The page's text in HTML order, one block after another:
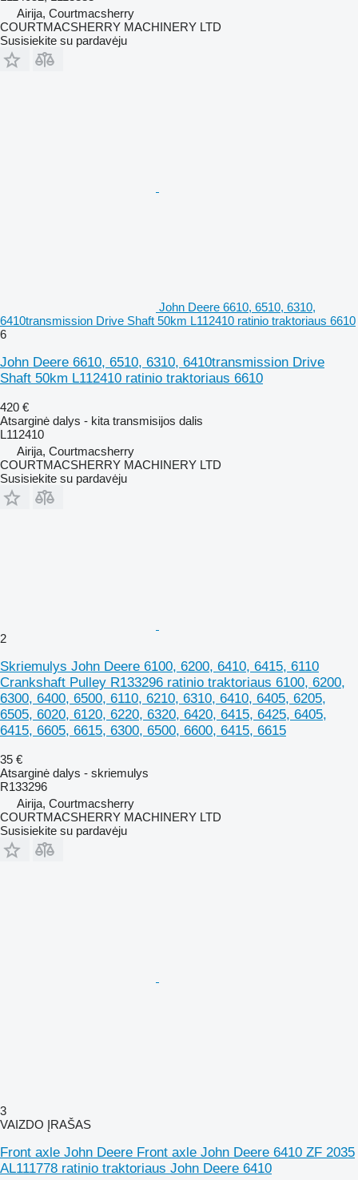
Airija, Courtmacsherry
COURTMACSHERRY MACHINERY LTD
Susisiekite su pardavėju
John Deere 6610, 6510, 6310,
6410transmission Drive Shaft 50km L112410 ratinio traktoriaus 6610
6
John Deere 6610, 6510, 6310, 6410transmission Drive
Shaft 50km L112410 ratinio traktoriaus 6610
420 €
Atsarginė dalys - kita transmisijos dalis
L112410
Airija, Courtmacsherry
COURTMACSHERRY MACHINERY LTD
Susisiekite su pardavėju
2
Skriemulys John Deere 6100, 6200, 6410, 6415, 6110
Crankshaft Pulley R133296 ratinio traktoriaus 6100, 6200,
6300, 6400, 6500, 6110, 6210, 6310, 6410, 6405, 6205,
6505, 6020, 6120, 6220, 6320, 6420, 6415, 6425, 6405,
6415, 6605, 6615, 6300, 6500, 6600, 6415, 6615
35 €
Atsarginė dalys - skriemulys
R133296
Airija, Courtmacsherry
COURTMACSHERRY MACHINERY LTD
Susisiekite su pardavėju
3
VAIZDO ĮRAŠAS
Front axle John Deere Front axle John Deere 6410 ZF 2035
AL111778 ratinio traktoriaus John Deere 6410